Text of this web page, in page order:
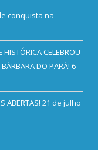
conquista na
CELEBROU
DO PARÁ! 6
ABERTAS! 21 de julho